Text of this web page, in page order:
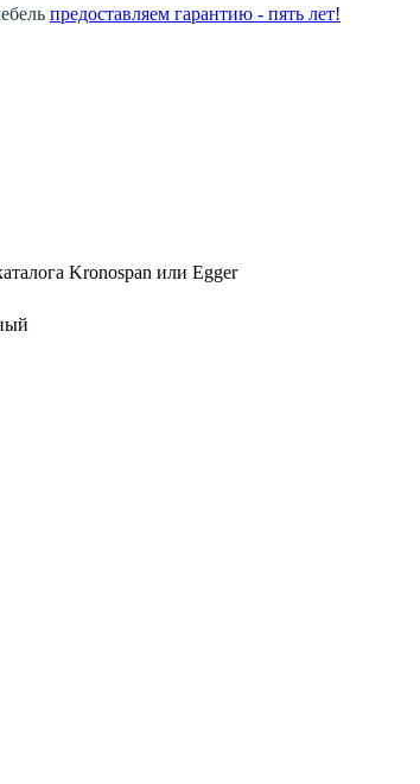
предоставляем гарантию - пять лет!
Kronospan или Egger